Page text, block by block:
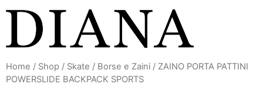
contenuto
Home / Shop / Skate / Borse e Zaini / ZAINO PORTA PATTINI
POWERSLIDE BACKPACK SPORTS